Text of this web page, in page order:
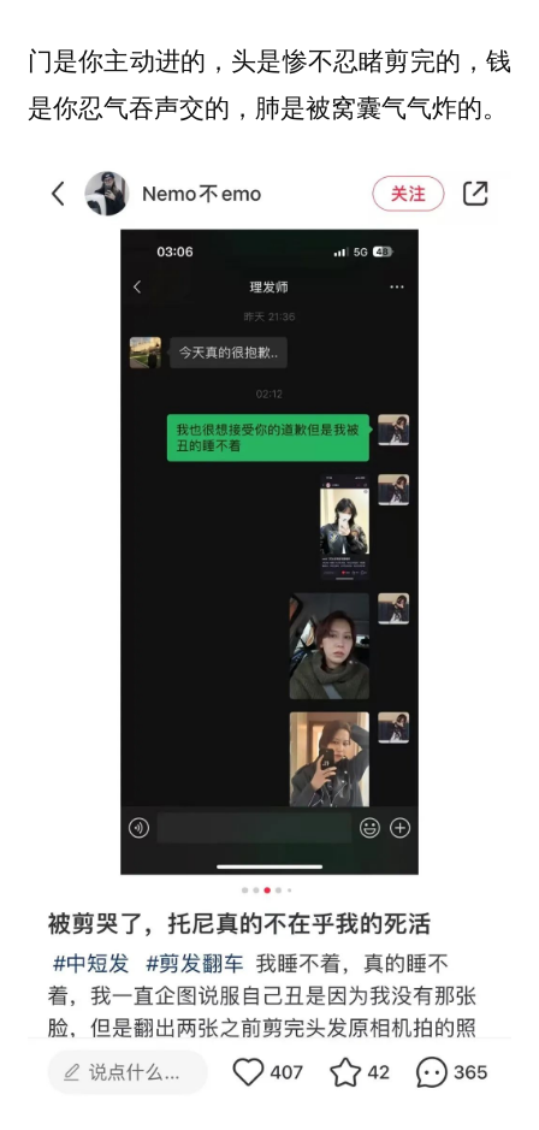
门是你主动进的，头是惨不忍睹剪完的，钱
是你忍气吞声交的，肺是被窝囊气气炸的。